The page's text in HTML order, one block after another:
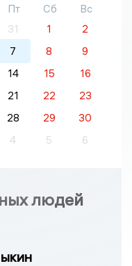
Пт Сб
Вс
31 1
2
7 8
9
14 15
16
21 22
23
28 29
30
4 5 6
людей